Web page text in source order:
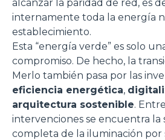
alcanzar la paridad de red, es
internamente toda la energía
establecimiento.
Esta “energía verde” es solo
compromiso. De hecho, la
Merlo también pasa por las
eficiencia energética,
arquitectura sostenible.
intervenciones se encuentra la
completa de la iluminación por